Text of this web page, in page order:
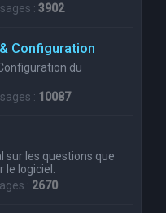
: 3902
Configuration
du
: 10087
sur les questions que
le logiciel.
: 2670